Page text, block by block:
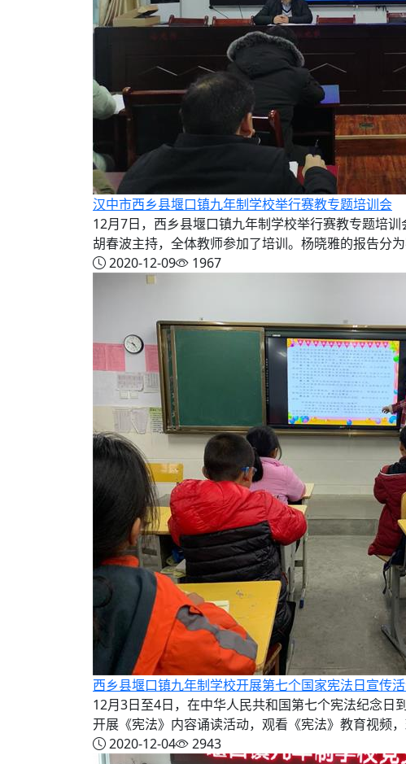
汉中市西乡县堰口镇九年制学校举行赛教专题培训会
12月7日，西乡县堰口镇九年制学校举行赛教专题培
胡春波主持，全体教师参加了培训。杨晓雅的报告分
2020-12-09
1967
西乡县堰口镇九年制学校开展第七个国家宪法日宣传
12月3日至4日，在中华人民共和国第七个宪法纪念
开展《宪法》内容诵读活动，观看《宪法》教育视频
2020-12-04
2943